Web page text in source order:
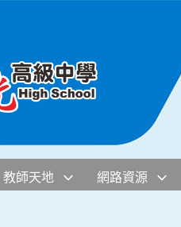
教師天地 網路資源